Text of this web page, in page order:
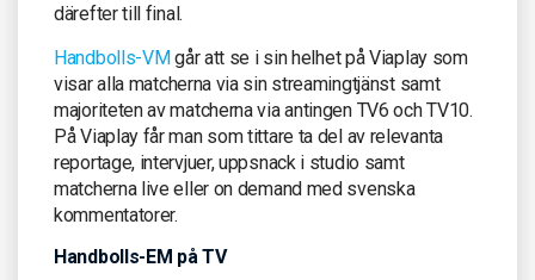
därefter till final.
Handbolls-VMgår att se i sin helhet på Viaplay som
visar alla matcherna via sin streamingtjänst samt
majoriteten av matcherna via antingen TV6 och TV10.
På Viaplay får man som tittare ta del av relevanta
reportage, intervjuer, uppsnack i studio samt
matcherna live eller on demand med svenska
kommentatorer.
Handbolls-EM på TV